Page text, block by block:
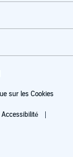
sur les Cookies
Accessibilité